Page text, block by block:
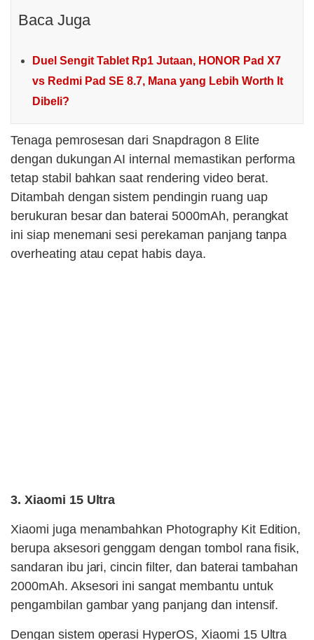
Baca Juga
Duel Sengit Tablet Rp1 Jutaan, HONOR Pad X7
vs Redmi Pad SE 8.7, Mana yang Lebih Worth It
Dibeli?
Tenaga pemrosesan dari Snapdragon 8 Elite
dengan dukungan AI internal memastikan performa
tetap stabil bahkan saat rendering video berat.
Ditambah dengan sistem pendingin ruang uap
berukuran besar dan baterai 5000mAh, perangkat
ini siap menemani sesi perekaman panjang tanpa
overheating atau cepat habis daya.
3. Xiaomi 15 Ultra
Xiaomi juga menambahkan Photography Kit Edition,
berupa aksesori genggam dengan tombol rana fisik,
sandaran ibu jari, cincin filter, dan baterai tambahan
2000mAh. Aksesori ini sangat membantu untuk
pengambilan gambar yang panjang dan intensif.
Dengan sistem operasi HyperOS, Xiaomi 15 Ultra